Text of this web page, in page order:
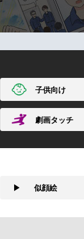
子供向け
劇画タッチ
▶ 似顔絵